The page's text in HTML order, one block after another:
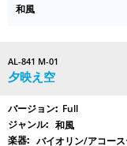
和風
AL-841 M-01
夕映え空
Full
和風
バイオリン/アコー